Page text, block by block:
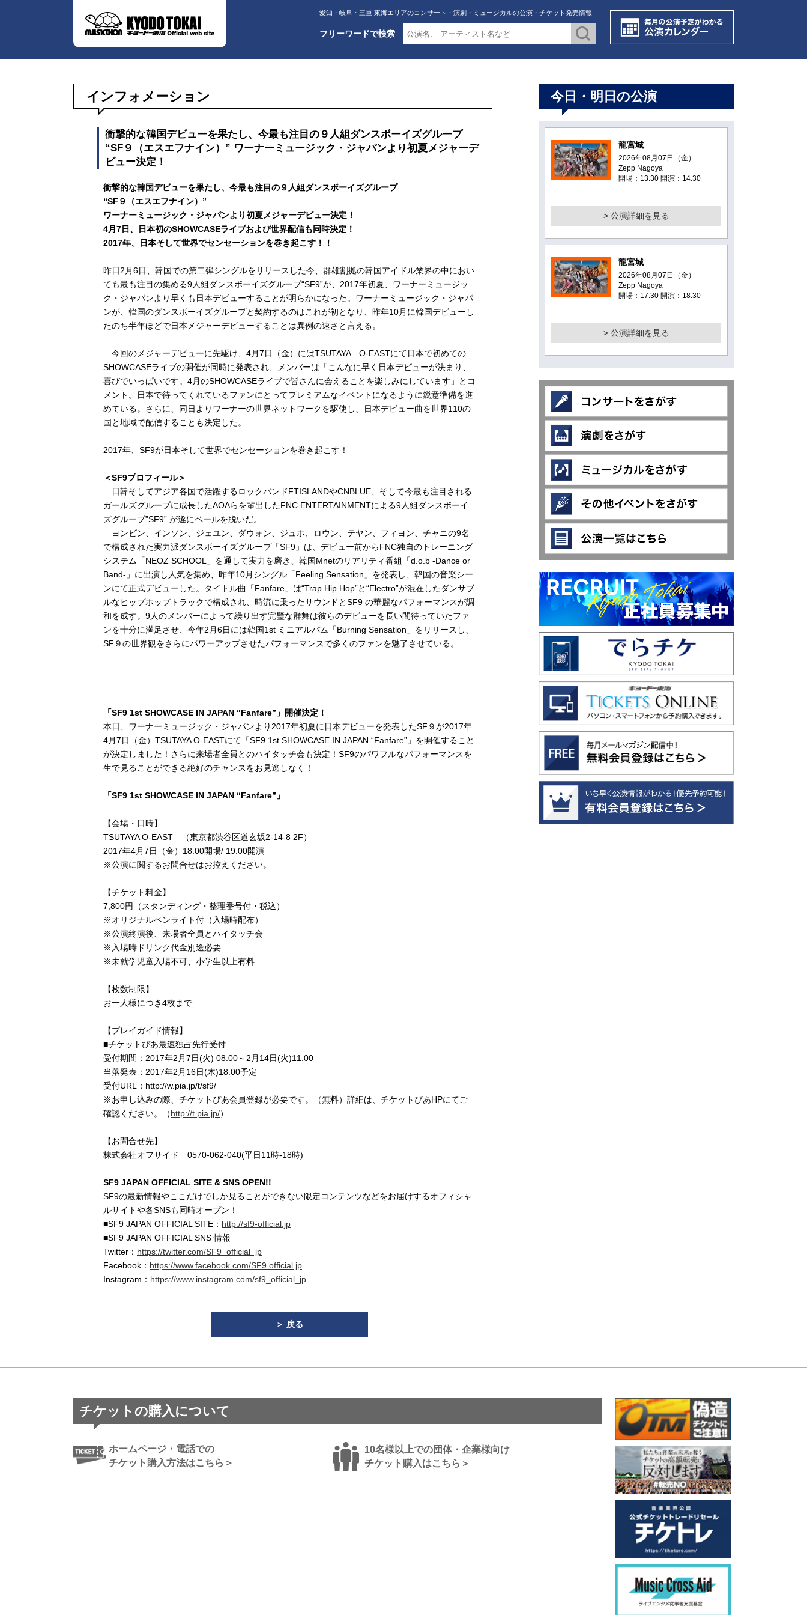
愛知・岐阜・三重 東海エリアのコンサート・演劇・ミュージカルの公演・チケット発売情報
フリーワードで検索
インフォメーション
衝撃的な韓国デビューを果たし、今最も注目の９人組ダンスボーイズグループ
“SF９（エスエフナイン）” ワーナーミュージック・ジャパンより初夏メジャーデ
ビュー決定！
衝撃的な韓国デビューを果たし、今最も注目の９人組ダンスボーイズグループ
“SF９（エスエフナイン）”
ワーナーミュージック・ジャパンより初夏メジャーデビュー決定！
4月7日、日本初のSHOWCASEライブおよび世界配信も同時決定！
2017年、日本そして世界でセンセーションを巻き起こす！！
昨日2月6日、韓国での第二弾シングルをリリースした今、群雄割拠の韓国アイドル業界の中におい
ても最も注目の集める9人組ダンスボーイズグループ“SF9”が、2017年初夏、ワーナーミュージッ
ク・ジャパンより早くも日本デビューすることが明らかになった。ワーナーミュージック・ジャパ
ンが、韓国のダンスボーイズグループと契約するのはこれが初となり、昨年10月に韓国デビューし
たのち半年ほどで日本メジャーデビューすることは異例の速さと言える。
今回のメジャーデビューに先駆け、4月7日（金）にはTSUTAYA O-EASTにて日本で初めての
SHOWCASEライブの開催が同時に発表され、メンバーは「こんなに早く日本デビューが決まり、
喜びでいっぱいです。4月のSHOWCASEライブで皆さんに会えることを楽しみにしています」とコ
メント。日本で待ってくれているファンにとってプレミアムなイベントになるように鋭意準備を進
めている。さらに、同日よりワーナーの世界ネットワークを駆使し、日本デビュー曲を世界110の
国と地域で配信することも決定した。
2017年、SF9が日本そして世界でセンセーションを巻き起こす！
＜SF9プロフィール＞
日韓そしてアジア各国で活躍するロックバンドFTISLANDやCNBLUE、そして今最も注目される
ガールズグループに成長したAOAらを輩出したFNC ENTERTAINMENTによる9人組ダンスボーイ
ズグループ”SF9” が遂にベールを脱いだ。
ヨンビン、インソン、ジェユン、ダウォン、ジュホ、ロウン、テヤン、フィヨン、チャニの9名
で構成された実力派ダンスボーイズグループ「SF9」は、デビュー前からFNC独自のトレーニング
システム「NEOZ SCHOOL」を通して実力を磨き、韓国Mnetのリアリティ番組「d.o.b -Dance or
Band-」に出演し人気を集め、昨年10月シングル「Feeling Sensation」を発表し、韓国の音楽シー
ンにて正式デビューした。タイトル曲「Fanfare」は“Trap Hip Hop”と“Electro”が混在したダンサブ
ルなヒップホップトラックで構成され、時流に乗ったサウンドとSF9 の華麗なパフォーマンスが調
和を成す。9人のメンバーによって繰り出す完璧な群舞は彼らのデビューを長い間待っていたファ
ンを十分に満足させ、今年2月6日には韓国1st ミニアルバム「Burning Sensation」をリリースし、
SF９の世界観をさらにパワーアップさせたパフォーマンスで多くのファンを魅了させている。
「SF9 1st SHOWCASE IN JAPAN “Fanfare”」開催決定！
本日、ワーナーミュージック・ジャパンより2017年初夏に日本デビューを発表したSF９が2017年
4月7日（金）TSUTAYA O-EASTにて「SF9 1st SHOWCASE IN JAPAN “Fanfare”」を開催すること
が決定しました！さらに来場者全員とのハイタッチ会も決定！SF9のパワフルなパフォーマンスを
生で見ることができる絶好のチャンスをお見逃しなく！
「SF9 1st SHOWCASE IN JAPAN “Fanfare”」
【会場・日時】
TSUTAYA O-EAST （東京都渋谷区道玄坂2-14-8 2F）
2017年4月7日（金）18:00開場/ 19:00開演
※公演に関するお問合せはお控えください。
【チケット料金】
7,800円（スタンディング・整理番号付・税込）
※オリジナルペンライト付（入場時配布）
※公演終演後、来場者全員とハイタッチ会
※入場時ドリンク代金別途必要
※未就学児童入場不可、小学生以上有料
【枚数制限】
お一人様につき4枚まで
【プレイガイド情報】
■チケットぴあ最速独占先行受付
受付期間：2017年2月7日(火) 08:00～2月14日(火)11:00
当落発表：2017年2月16日(木)18:00予定
受付URL：http://w.pia.jp/t/sf9/
※お申し込みの際、チケットぴあ会員登録が必要です。（無料）詳細は、チケットぴあHPにてご
確認ください。（http://t.pia.jp/）
【お問合せ先】
株式会社オフサイド 0570-062-040(平日11時-18時)
SF9 JAPAN OFFICIAL SITE & SNS OPEN!!
SF9の最新情報やここだけでしか見ることができない限定コンテンツなどをお届けするオフィシャ
ルサイトや各SNSも同時オープン！
■SF9 JAPAN OFFICIAL SITE： http://sf9-official.jp
■SF9 JAPAN OFFICIAL SNS 情報
Twitter： https://twitter.com/SF9_official_jp
Facebook： https://www.facebook.com/SF9.official.jp
Instagram： https://www.instagram.com/sf9_official_jp
＞ 戻る
今日・明日の公演
龍宮城
2026年08月07日（金）
Zepp Nagoya
開場：13:30 開演：14:30
> 公演詳細を見る
龍宮城
2026年08月07日（金）
Zepp Nagoya
開場：17:30 開演：18:30
> 公演詳細を見る
チケットの購入について
ホームページ・電話での
チケット購入方法はこちら＞
10名様以上での団体・企業様向け
チケット購入はこちら＞